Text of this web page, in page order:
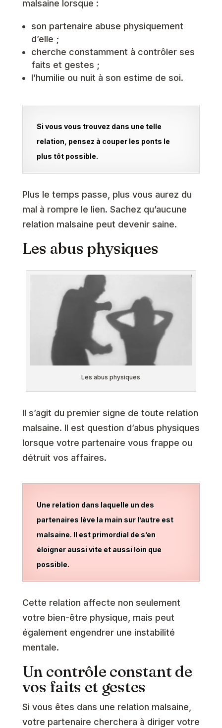
malsaine lorsque :
son partenaire abuse physiquement
d’elle ;
cherche constamment à contrôler ses
faits et gestes ;
l’humilie ou nuit à son estime de soi.
Si vous vous trouvez dans une telle
relation, pensez à couper les ponts le
plus tôt possible.
Plus le temps passe, plus vous aurez du
mal à rompre le lien. Sachez qu’aucune
relation malsaine peut devenir saine.
Les abus physiques
Les abus physiques
Il s’agit du premier signe de toute relation
malsaine. Il est question d’abus physiques
lorsque votre partenaire vous frappe ou
détruit vos affaires.
Une relation dans laquelle un des
partenaires lève la main sur l’autre est
malsaine. Il est primordial de s’en
éloigner aussi vite et aussi loin que
possible.
Cette relation affecte non seulement
votre bien-être physique, mais peut
également engendrer une instabilité
mentale.
Un contrôle constant de
vos faits et gestes
Si vous êtes dans une relation malsaine,
votre partenaire cherchera à diriger votre